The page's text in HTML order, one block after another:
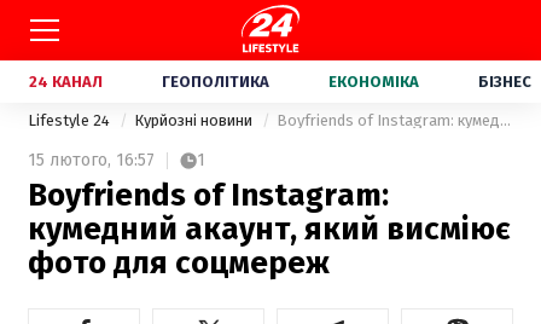
24 КАНАЛ ГЕОПОЛІТИКА ЕКОНОМІКА БІЗНЕС
Lifestyle 24 Курйозні новини Boyfriends of Instagram: кумедний акаунт, який висміює фото для соцмереж
15 лютого, 16:57 1
Boyfriends of Instagram:
кумедний акаунт, який висміює
фото для соцмереж